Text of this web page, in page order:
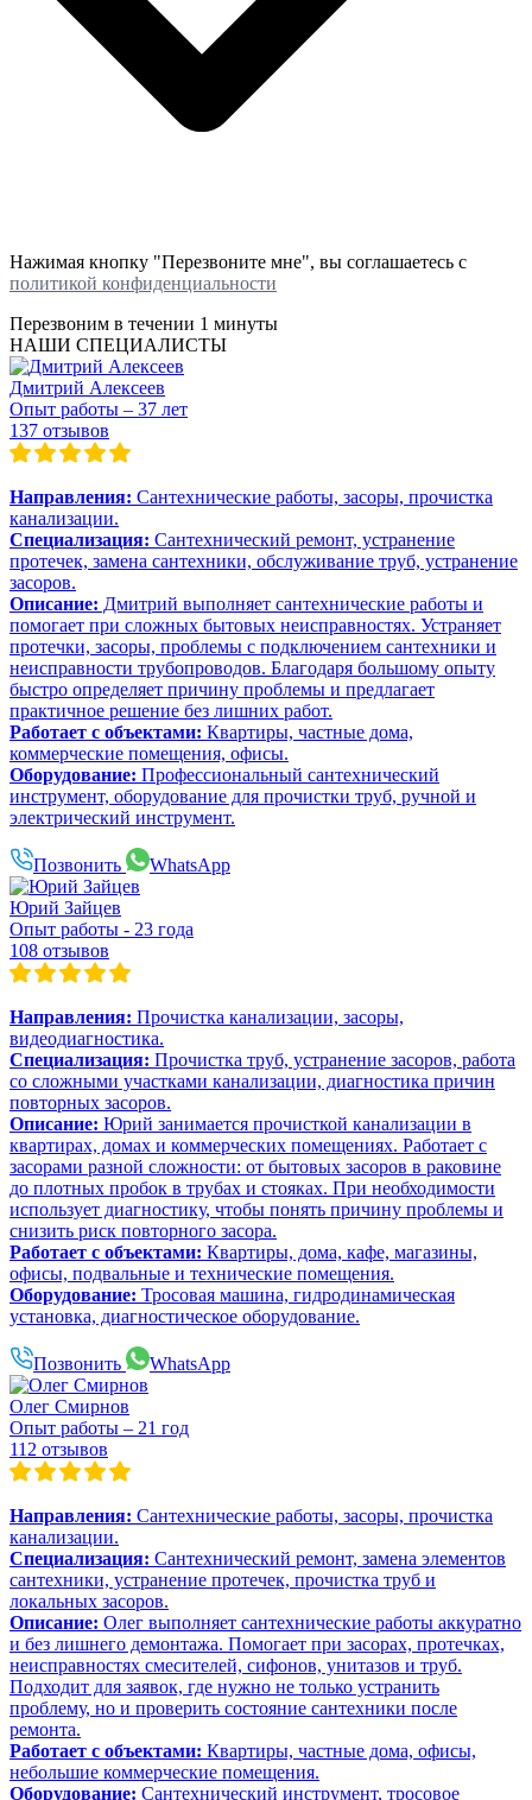
Нажимая кнопку "Перезвоните мне", вы соглашаетесь с
политикой конфиденциальности
Перезвоним в течении 1 минуты
НАШИ СПЕЦИАЛИСТЫ
Дмитрий Алексеев
Опыт работы – 37 лет
137 отзывов
Направления: Сантехнические работы, засоры, прочистка
канализации.
Специализация: Сантехнический ремонт, устранение
протечек, замена сантехники, обслуживание труб, устранение
засоров.
Описание: Дмитрий выполняет сантехнические работы и
помогает при сложных бытовых неисправностях. Устраняет
протечки, засоры, проблемы с подключением сантехники и
неисправности трубопроводов. Благодаря большому опыту
быстро определяет причину проблемы и предлагает
практичное решение без лишних работ.
Работает с объектами: Квартиры, частные дома,
коммерческие помещения, офисы.
Оборудование: Профессиональный сантехнический
инструмент, оборудование для прочистки труб, ручной и
электрический инструмент.
Позвонить WhatsApp
Юрий Зайцев
Опыт работы - 23 года
108 отзывов
Направления: Прочистка канализации, засоры,
видеодиагностика.
Специализация: Прочистка труб, устранение засоров, работа
со сложными участками канализации, диагностика причин
повторных засоров.
Описание: Юрий занимается прочисткой канализации в
квартирах, домах и коммерческих помещениях. Работает с
засорами разной сложности: от бытовых засоров в раковине
до плотных пробок в трубах и стояках. При необходимости
использует диагностику, чтобы понять причину проблемы и
снизить риск повторного засора.
Работает с объектами: Квартиры, дома, кафе, магазины,
офисы, подвальные и технические помещения.
Оборудование: Тросовая машина, гидродинамическая
установка, диагностическое оборудование.
Позвонить WhatsApp
Олег Смирнов
Опыт работы – 21 год
112 отзывов
Направления: Сантехнические работы, засоры, прочистка
канализации.
Специализация: Сантехнический ремонт, замена элементов
сантехники, устранение протечек, прочистка труб и
локальных засоров.
Описание: Олег выполняет сантехнические работы аккуратно
и без лишнего демонтажа. Помогает при засорах, протечках,
неисправностях смесителей, сифонов, унитазов и труб.
Подходит для заявок, где нужно не только устранить
проблему, но и проверить состояние сантехники после
ремонта.
Работает с объектами: Квартиры, частные дома, офисы,
небольшие коммерческие помещения.
Оборудование: Сантехнический инструмент, тросовое